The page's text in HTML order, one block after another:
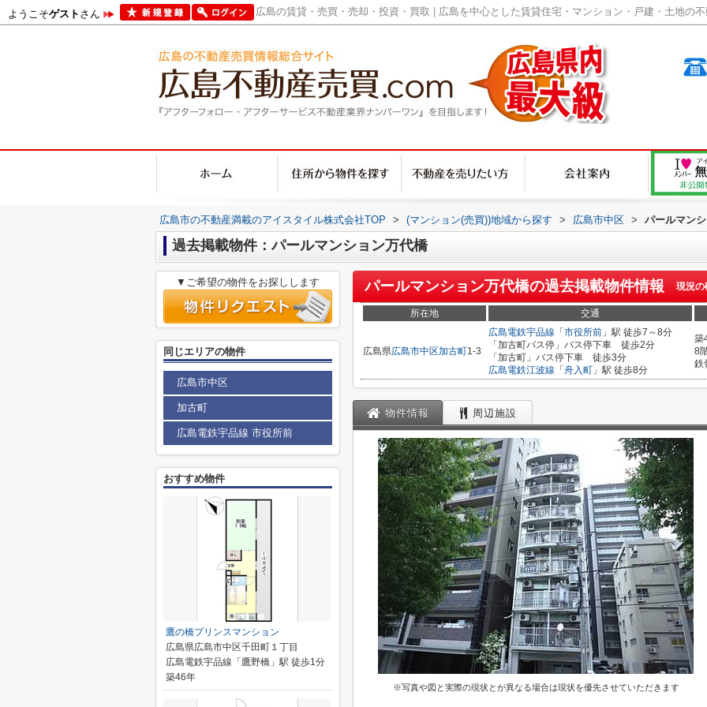
ようこそゲストさん 広島の賃貸・売買・売却・投資・買取 | 広島を中心とした賃貸住宅・マンション・戸建・土地の
広島市の不動産満載のアイスタイル株式会社TOP > (マンション(売買))地域から探す > 広島市中区 > パールマン
過去掲載物件：パールマンション万代橋
パールマンション万代橋の過去掲載物件情報 現況の
所在地 交通
広島県広島市中区加古町1-3
広島電鉄宇品線 「 市役所前 」駅 徒歩7～8分
「加古町バス停」バス停下車 徒歩2分
「加古町」バス停下車 徒歩3分
広島電鉄江波線 「 舟入町 」駅 徒歩8分
築
8
鉄
物件情報 周辺施設
※写真や図と実際の現状とが異なる場合は現状を優先させていただきます
▼ご希望の物件をお探しします
同じエリアの物件
広島市中区
加古町
広島電鉄宇品線 市役所前
おすすめ物件
鷹の橋プリンスマンション
広島県広島市中区千田町１丁目
広島電鉄宇品線「鷹野橋」駅 徒歩1分
築46年